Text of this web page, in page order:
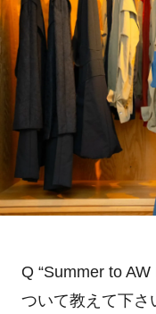
Q “Summer to
ついて教えて下さ